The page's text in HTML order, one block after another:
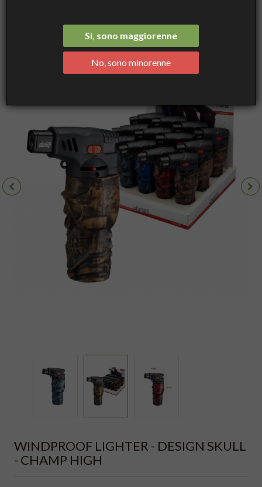
WINDPROOF LIGHTER - DESIGN SKULL
- CHAMP HIGH
Si, sono maggiorenne
No, sono minorenne